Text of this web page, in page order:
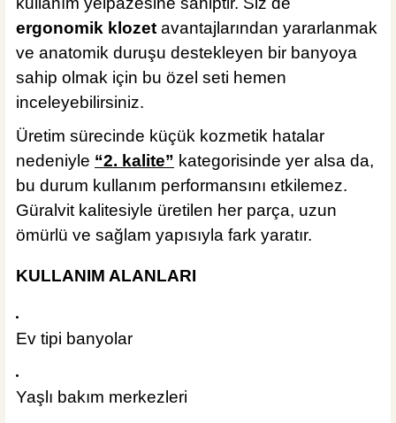
ergonomik klozet avantajlarından yararlanmak
ve anatomik duruşu destekleyen bir banyoya
sahip olmak için bu özel seti hemen
inceleyebilirsiniz.
Üretim sürecinde küçük kozmetik hatalar
nedeniyle “2. kalite” kategorisinde yer alsa da,
bu durum kullanım performansını etkilemez.
Güralvit kalitesiyle üretilen her parça, uzun
ömürlü ve sağlam yapısıyla fark yaratır.
KULLANIM ALANLARI
Ev tipi banyolar
Yaşlı bakım merkezleri